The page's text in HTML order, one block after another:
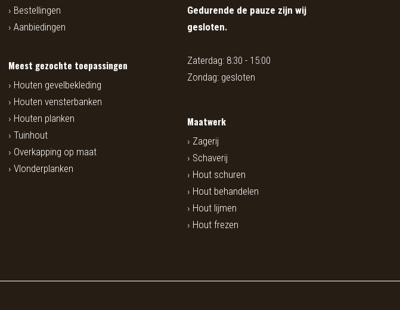
Bestellingen
Aanbiedingen
Meest gezochte toepassingen
Houten gevelbekleding
Houten vensterbanken
Houten planken
Tuinhout
Overkapping op maat
Vlonderplanken
Gedurende de pauze zijn wij
gesloten.
Zaterdag: 8:30 - 15:00
Zondag: gesloten
Maatwerk
Zagerij
Schaverij
Hout schuren
Hout behandelen
Hout lijmen
Hout frezen